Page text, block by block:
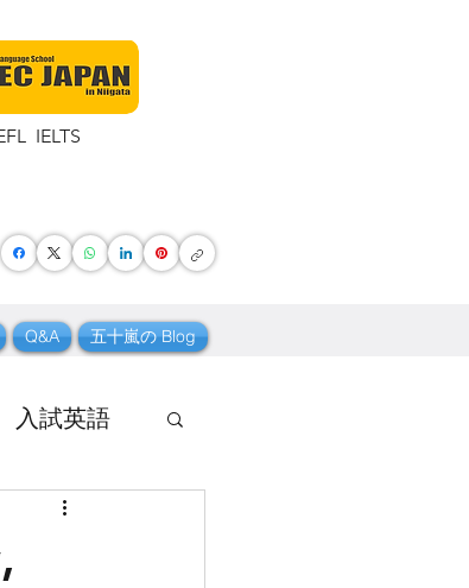
IELTS
Q&A 五十嵐の Blog
入試英語
ラリー